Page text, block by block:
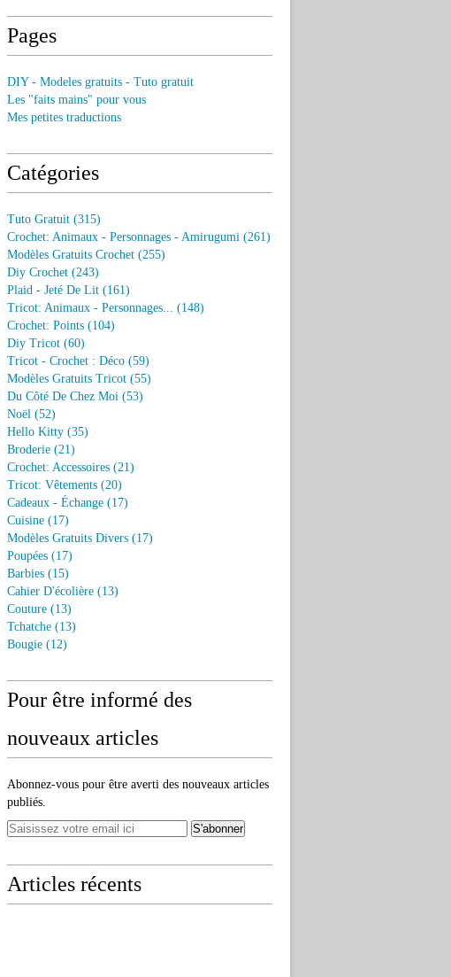
Pages
DIY - Modeles gratuits - Tuto gratuit
Les "faits mains" pour vous
Mes petites traductions
Catégories
Tuto Gratuit (315)
Crochet: Animaux - Personnages - Amirugumi (261)
Modèles Gratuits Crochet (255)
Diy Crochet (243)
Plaid - Jeté De Lit (161)
Tricot: Animaux - Personnages... (148)
Crochet: Points (104)
Diy Tricot (60)
Tricot - Crochet : Déco (59)
Modèles Gratuits Tricot (55)
Du Côté De Chez Moi (53)
Noël (52)
Hello Kitty (35)
Broderie (21)
Crochet: Accessoires (21)
Tricot: Vêtements (20)
Cadeaux - Échange (17)
Cuisine (17)
Modèles Gratuits Divers (17)
Poupées (17)
Barbies (15)
Cahier D'écolière (13)
Couture (13)
Tchatche (13)
Bougie (12)
Pour être informé des
nouveaux articles
Abonnez-vous pour être averti des nouveaux articles
publiés.
Articles récents